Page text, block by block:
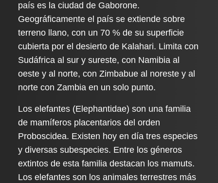
país es la ciudad de Gaborone.
Geográficamente el país se extiende sobre
terreno llano, con un 70 % de su superficie
cubierta por el desierto de Kalahari. Limita con
Sudáfrica al sur y sureste, con Namibia al
oeste y al norte, con Zimbabue al noreste y al
norte con Zambia en un solo punto.
Los elefantes (Elephantidae) son una familia
de mamíferos placentarios del orden
Proboscidea. Existen hoy en día tres especies
y diversas subespecies. Entre los géneros
extintos de esta familia destacan los mamuts.
Los elefantes son los animales terrestres más